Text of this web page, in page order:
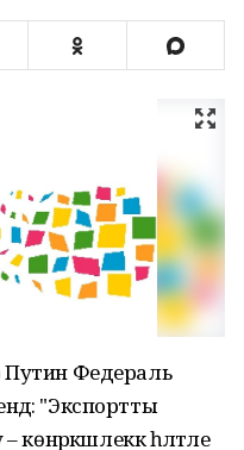
Путин Федераль
"Экспортты
һәләтле